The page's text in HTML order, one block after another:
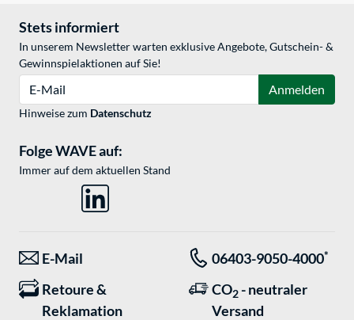
Stets informiert
In unserem Newsletter warten exklusive Angebote, Gutschein- &
Gewinnspielaktionen auf Sie!
Anmelden
Hinweise zum Datenschutz
Folge WAVE auf:
Immer auf dem aktuellen Stand
E-Mail 06403-9050-4000*
Retoure &
Reklamation
CO2 - neutraler
Versand